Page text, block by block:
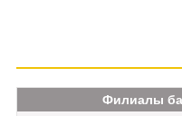
Филиалы